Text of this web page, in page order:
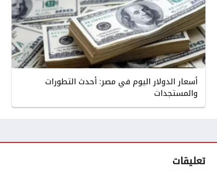
أسعار الدولار اليوم في مصر: أحدث التطورات
والمستجدات
تعليقات